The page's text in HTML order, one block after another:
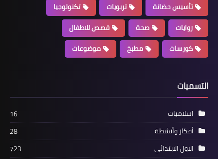
تأسيس حضانة
تربويات
تكنولوجيا
روايات
صحة
قصص للاطفال
كورسات
مطبخ موضوعات
التسميات
اسلاميات
16
أفكار وأنشطة
28
الاول الابتدائي
723